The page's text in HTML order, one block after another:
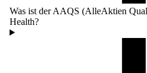
Was ist der AAQS (AlleAktien
Health?